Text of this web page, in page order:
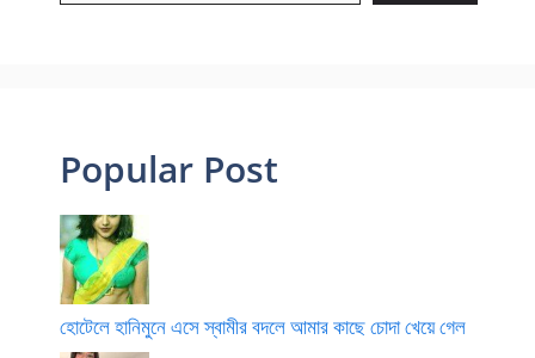
Popular Post
হোটেলে হানিমুনে এসে স্বামীর বদলে আমার কাছে চোদা খেয়ে গেল